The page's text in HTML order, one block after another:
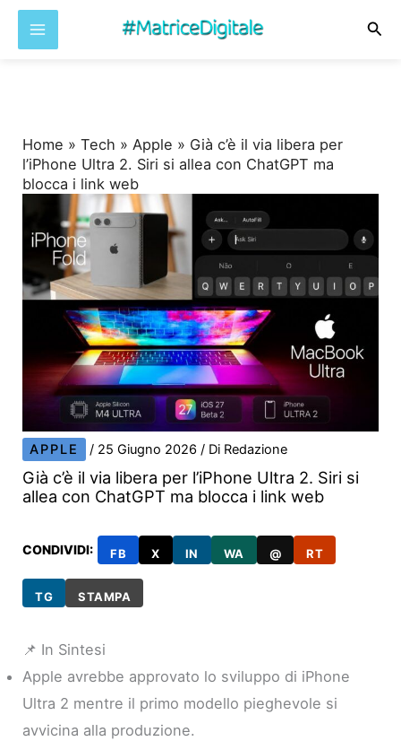
Home »Tech »Apple » Già c’è il via libera per
l’iPhone Ultra 2. Siri si allea con ChatGPT ma
blocca i link web
APPLE / 25 Giugno 2026/ Di Redazione
Già c’è il via libera per l’iPhone Ultra 2. Siri si
allea con ChatGPT ma blocca i link web
CONDIVIDI: FB X IN WA @ RT
TG STAMPA
📌 In Sintesi
Apple avrebbe approvato lo sviluppo di iPhone
Ultra 2 mentre il primo modello pieghevole si
avvicina alla produzione.